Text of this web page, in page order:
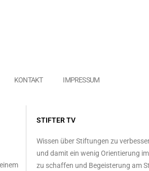
KONTAKT IMPRESSUM
STIFTER TV
Wissen über Stiftungen zu
und damit ein wenig Orientierung
zu schaffen und Begeisterung am